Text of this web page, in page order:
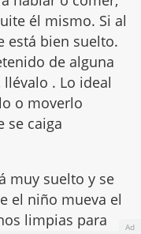
él mismo. Si al
está bien suelto.
de alguna
. Lo ideal
o moverlo
se caiga
muy suelto y se
el niño mueva el
limpias para
Ad